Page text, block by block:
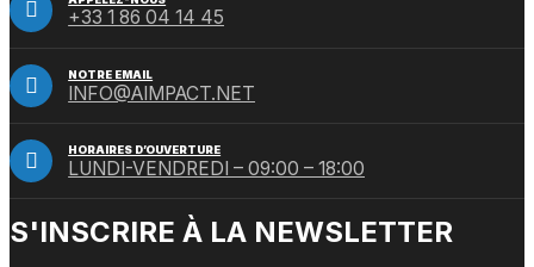
+33 1 86 04 14 45
NOTRE EMAIL
INFO@AIMPACT.NET
HORAIRES D’OUVERTURE
LUNDI-VENDREDI – 09:00 – 18:00
S'INSCRIRE À LA NEWSLETTER